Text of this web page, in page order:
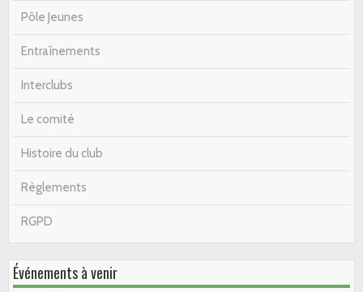
Pôle Jeunes
Entraînements
Interclubs
Le comité
Histoire du club
Règlements
RGPD
Événements à venir